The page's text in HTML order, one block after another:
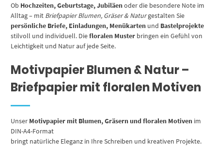
Ob Hochzeiten, Geburtstage, Jubiläenoder die besondere Note im
Alltag – mit Briefpapier Blumen, Gräser & Naturgestalten Sie
persönliche Briefe, Einladungen, Menükarten und Bastelprojekte
stilvoll und individuell. Diefloralen Muster bringen ein Gefühl von
Leichtigkeit und Natur auf jede Seite.
Motivpapier Blumen & Natur –
Briefpapier mit floralen Motiven
Unser Motivpapier mit Blumen, Gräsern und floralen Motiven im
DIN-A4-Format
bringt natürliche Eleganz in Ihre Schreiben und kreativen Projekte.